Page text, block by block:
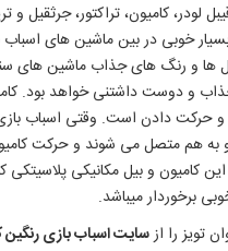
لودر، کامیون، تراکتور، جرثقیل
خوبی در بین ماشین های اسباب
و رنگ های جذاب ماشین های
و دوست داشتنی خواهد بود.
حرکت دادن است. وقتی اسباب بازی
به هم متصل می شوند و حرکت
کامیون و بیل مکانیکی
برخوردار میباشد.
تویز را ازسایت اسباب بازی رنگین